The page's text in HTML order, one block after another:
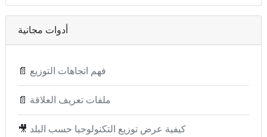
أدوات مجانية
📄 فهم اتجاهات التوزيع
📄 ملفات تعريف العلاقة
🎥 كيفية عرض توزيع التكنولوجيا حسب البلد